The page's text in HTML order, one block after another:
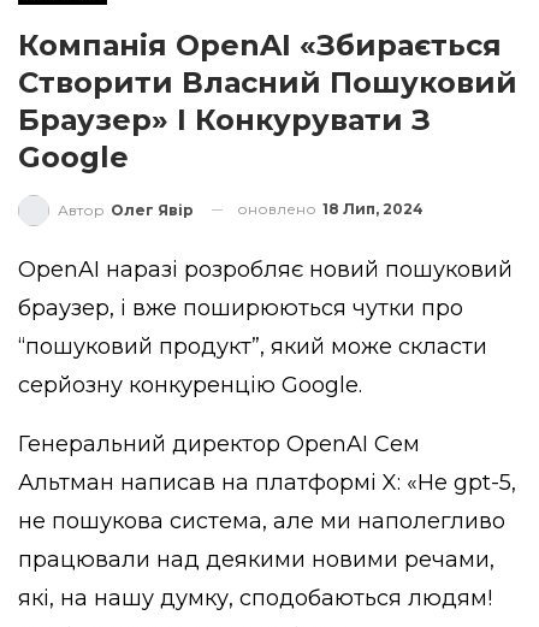
Компанія OpenAI «збирається
Створити Власний Пошуковий
Браузер» І Конкурувати З
Google
Автор Олег Явір оновлено 18 Лип, 2024
OpenAI наразі розробляє новий пошуковий
браузер, і вже поширюються чутки про
“пошуковий продукт”, який може скласти
серйозну конкуренцію Google.
Генеральний директор OpenAI Сем
Альтман написав на платформі X: «Не gpt-5,
не пошукова система, але ми наполегливо
працювали над деякими новими речами,
які, на нашу думку, сподобаються людям!